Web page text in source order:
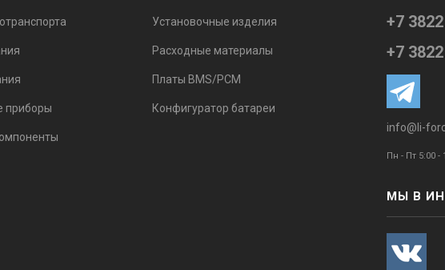
приборы
Установочные изделия
Расходные материалы
Платы BMS/PCM
Конфигуратор батареи
+7
+7
info@li-
Пн - Пт 5:00 -
МЫ В